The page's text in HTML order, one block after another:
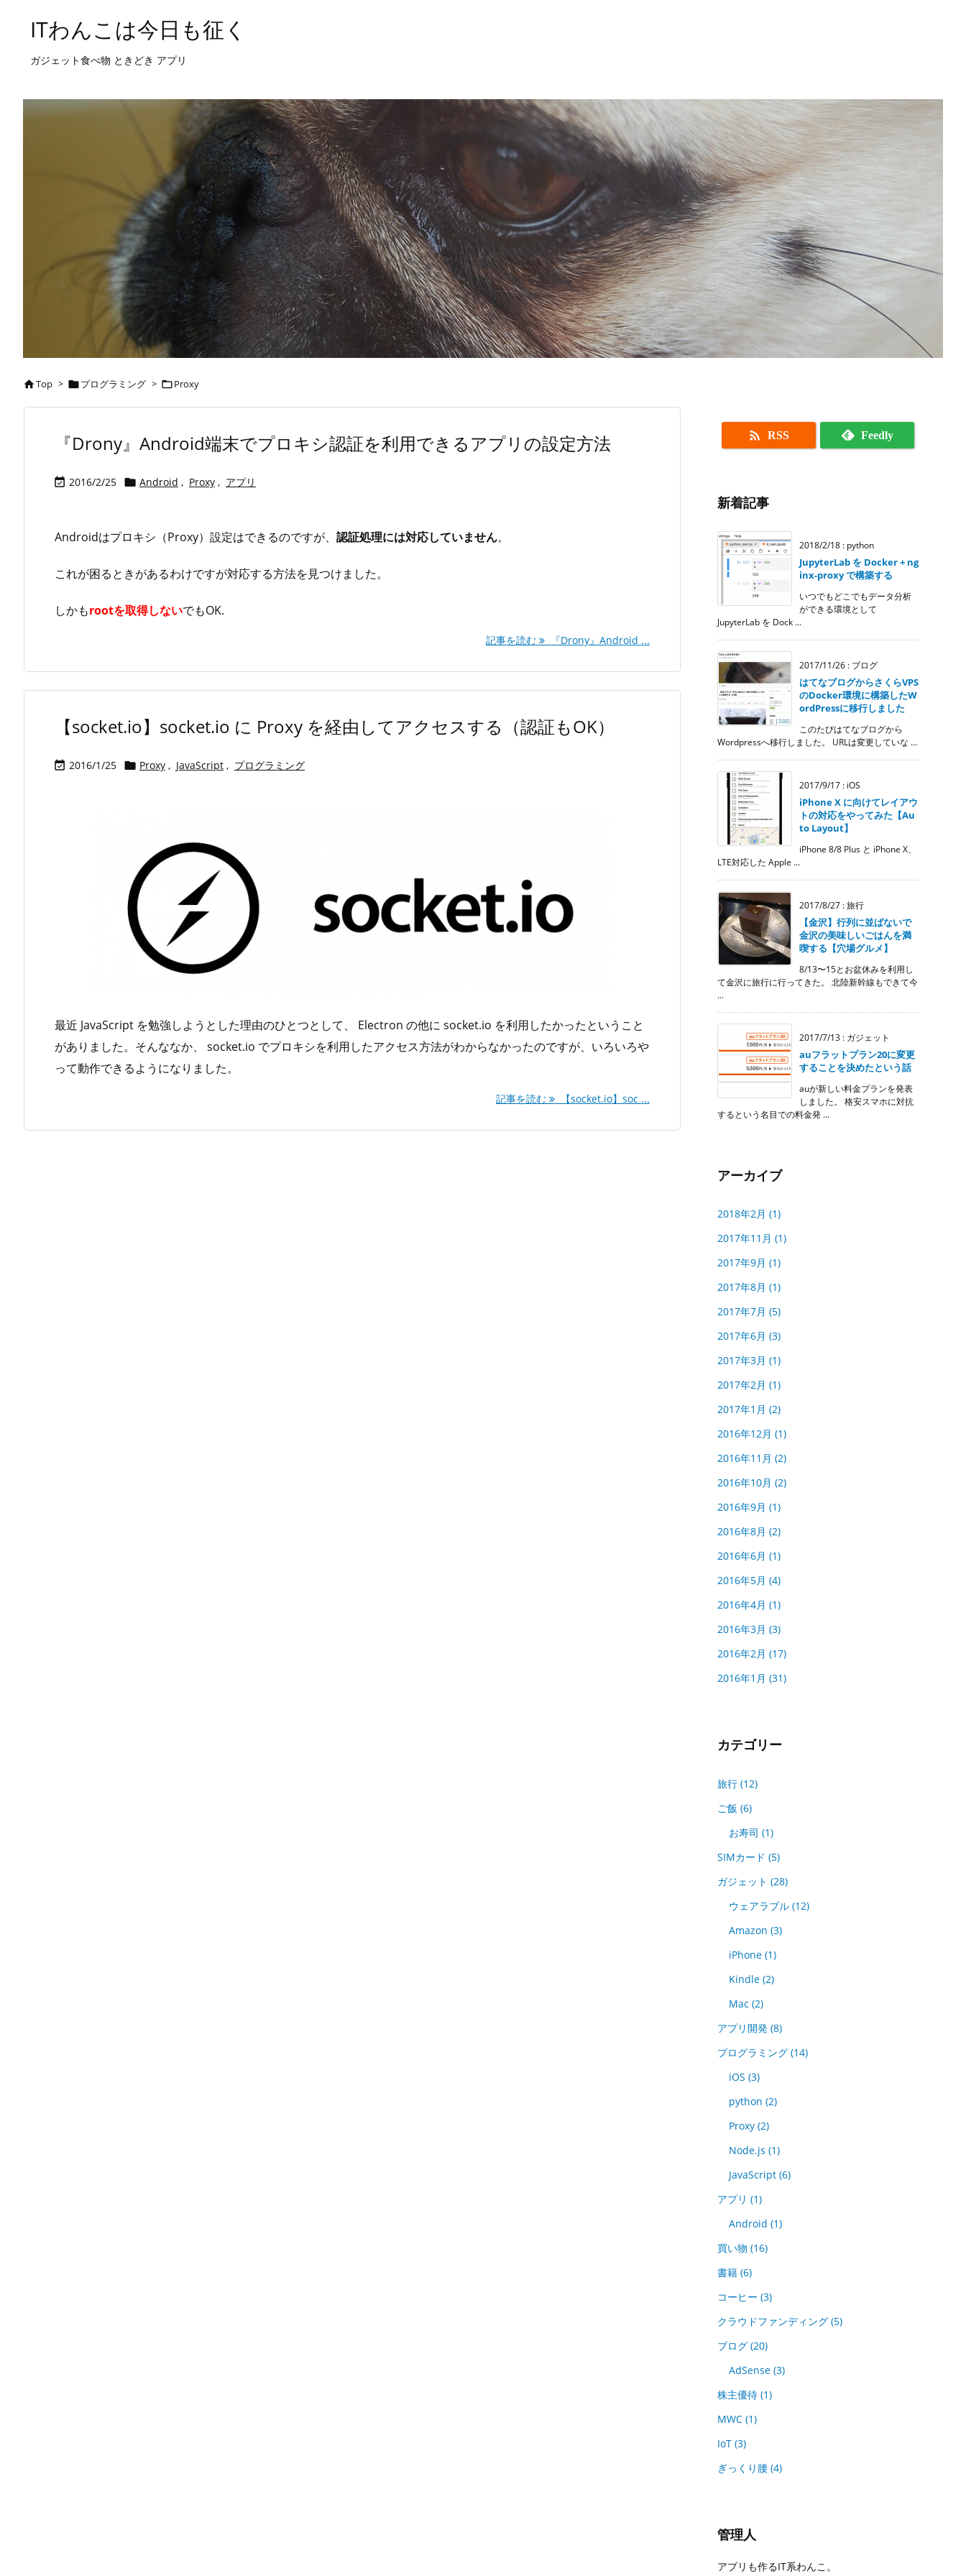
ITわんこは今日も征く
ガジェット食べ物 ときどき アプリ
Top > プログラミング > Proxy
『Drony』Android端末でプロキシ認証を利用できるアプリの設定方法
 2016/2/25  Android , Proxy , アプリ
Androidはプロキシ（Proxy）設定はできるのですが、 認証処理には対応していません。
これが困るときがあるわけですが対応する方法を見つけました。
しかもrootを取得しないでもOK.
記事を読む 『Drony』Android ...
【socket.io】socket.io に Proxy を経由してアクセスする（認証もOK）
 2016/1/25  Proxy , JavaScript , プログラミング
最近 JavaScript を勉強しようとした理由のひとつとして、 Electron の他に socket.io を利用したかったということ
がありました。そんななか、 socket.io でプロキシを利用したアクセス方法がわからなかったのですが、いろいろや
って動作できるようになりました。
記事を読む 【socket.io】soc ...
 RSS Feedly
新着記事
2018/2/18 : python
JupyterLab を Docker + ng
inx-proxy で構築する
いつでもどこでもデータ分析
ができる環境として
JupyterLab を Dock ...
2017/11/26 : ブログ
はてなブログからさくらVPS
のDocker環境に構築したW
ordPressに移行しました
このたびはてなブログから
Wordpressへ移行しました。 URLは変更していな ...
2017/9/17 : iOS
iPhone X に向けてレイアウ
トの対応をやってみた【Au
to Layout】
iPhone 8/8 Plus と iPhone X、
LTE対応した Apple ...
2017/8/27 :旅行
【金沢】行列に並ばないで
金沢の美味しいごはんを満
喫する【穴場グルメ】
8/13〜15とお盆休みを利用し
て金沢に旅行に行ってきた。 北陸新幹線もできて今
...
2017/7/13 : ガジェット
auフラットプラン20に変更
することを決めたという話
auが新しい料金プランを発表
しました。 格安スマホに対抗
するという名目での料金発 ...
アーカイブ
2018年2月 (1)
2017年11月 (1)
2017年9月 (1)
2017年8月 (1)
2017年7月 (5)
2017年6月 (3)
2017年3月 (1)
2017年2月 (1)
2017年1月 (2)
2016年12月 (1)
2016年11月 (2)
2016年10月 (2)
2016年9月 (1)
2016年8月 (2)
2016年6月 (1)
2016年5月 (4)
2016年4月 (1)
2016年3月 (3)
2016年2月 (17)
2016年1月 (31)
カテゴリー
旅行 (12)
ご飯 (6)
お寿司 (1)
SIMカード (5)
ガジェット (28)
ウェアラブル (12)
Amazon (3)
iPhone (1)
Kindle (2)
Mac (2)
アプリ開発 (8)
プログラミング (14)
iOS (3)
python (2)
Proxy (2)
Node.js (1)
JavaScript (6)
アプリ (1)
Android (1)
買い物 (16)
書籍 (6)
コーヒー (3)
クラウドファンディング (5)
ブログ (20)
AdSense (3)
株主優待 (1)
MWC (1)
IoT (3)
ぎっくり腰 (4)
管理人
アプリも作るIT系わんこ。